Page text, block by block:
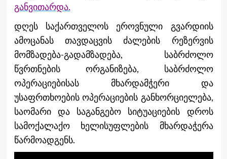
განვითარდა.
დღეს საქართველოს ეროვნული გვარდიის
ამოცანას თავდაცვის ძალების რეზერვის
მომზადება-გადამზადება, საბრძოლო
წვრთნების ორგანიზება, საბრძოლო
ოპერაციებისას მხარდამჭერი და
უსაფრთხოების ოპერაციების განხორციელება,
საომარი და საგანგებო სიტუაციების დროს
სამოქალაქო ხელისუფლების მხარდაჭერა
წარმოადგენს.